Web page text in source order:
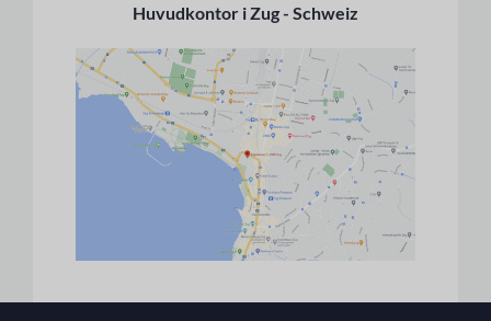
Huvudkontor i Zug - Schweiz